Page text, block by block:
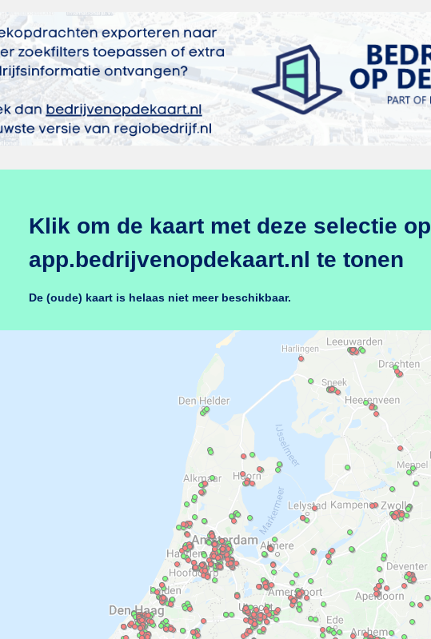
Klik om de kaart met deze selectie op
app.bedrijvenopdekaart.nl te tonen
De (oude) kaart is helaas niet meer beschikbaar.